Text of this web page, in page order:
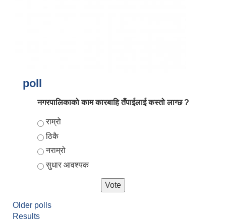
poll
नगरपालिकाको काम कारबाहि तँपाईलाई कस्तो लाग्छ ?
Choices
राम्रो
ठिकै
नराम्रो
सुधार आवश्यक
Older polls
Results